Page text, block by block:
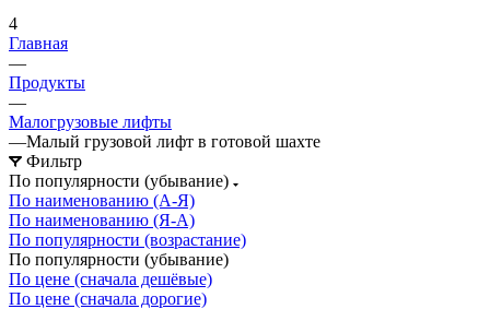
4
Главная
—
Продукты
—
Малогрузовые лифты
—Малый грузовой лифт в готовой шахте
Фильтр
По популярности (убывание)
По наименованию (А-Я)
По наименованию (Я-А)
По популярности (возрастание)
По популярности (убывание)
По цене (сначала дешёвые)
По цене (сначала дорогие)